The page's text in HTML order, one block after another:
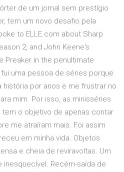
de um jornal sem prestígio
tem um novo desafio pela
to ELLE.com about Sharp
2, and John Keene's
Preaker in the penultimate
fui uma pessoa de séries porque
história por anos e me frustrar no
mim. Por isso, as minisséries
o objetivo de apenas contar
me atraíram mais. Foi assim
em minha vida. Objetos
e cheia de reviravoltas. Um
inesquecível. Recém-saída de